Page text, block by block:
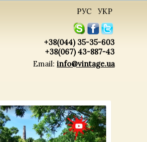
РУС УКР
+38(044) 35-35-603
+38(067) 43-887-43
Email: info@vintage.ua